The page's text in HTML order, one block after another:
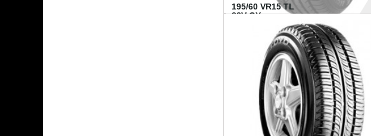
195/60 VR15 TL
88V GY...